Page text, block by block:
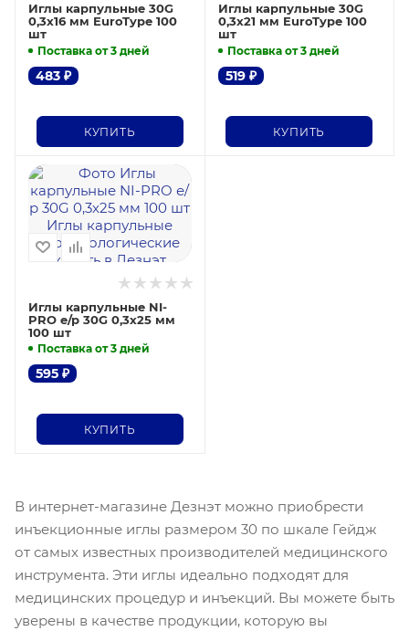
Иглы карпульные 30G
0,3х16 мм EuroType 100
шт
Поставка от 3 дней
483 ₽
КУПИТЬ
Иглы карпульные 30G
0,3х21 мм EuroType 100
шт
Поставка от 3 дней
519₽
КУПИТЬ
Иглы карпульные NI-
PRO е/р 30G 0,3х25 мм
100 шт
Поставка от 3 дней
595 ₽
КУПИТЬ
В интернет-магазине Дезнэт можно приобрести
инъекционные иглы размером 30 по шкале Гейдж
от самых известных производителей медицинского
инструмента. Эти иглы идеально подходят для
медицинских процедур и инъекций. Вы можете быть
уверены в качестве продукции, которую вы